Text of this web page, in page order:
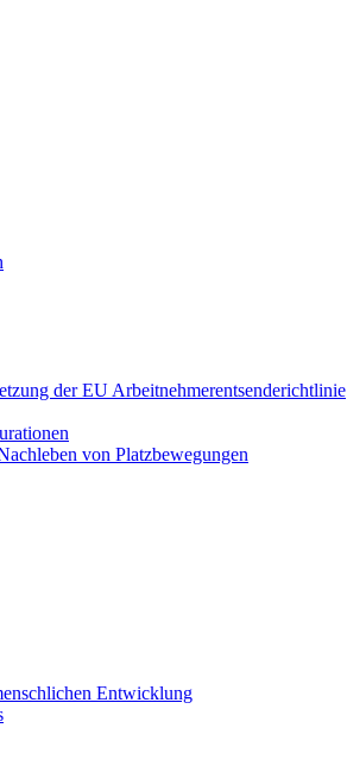
der EU Arbeitnehmerentsenderichtlinie
von Platzbewegungen
Entwicklung